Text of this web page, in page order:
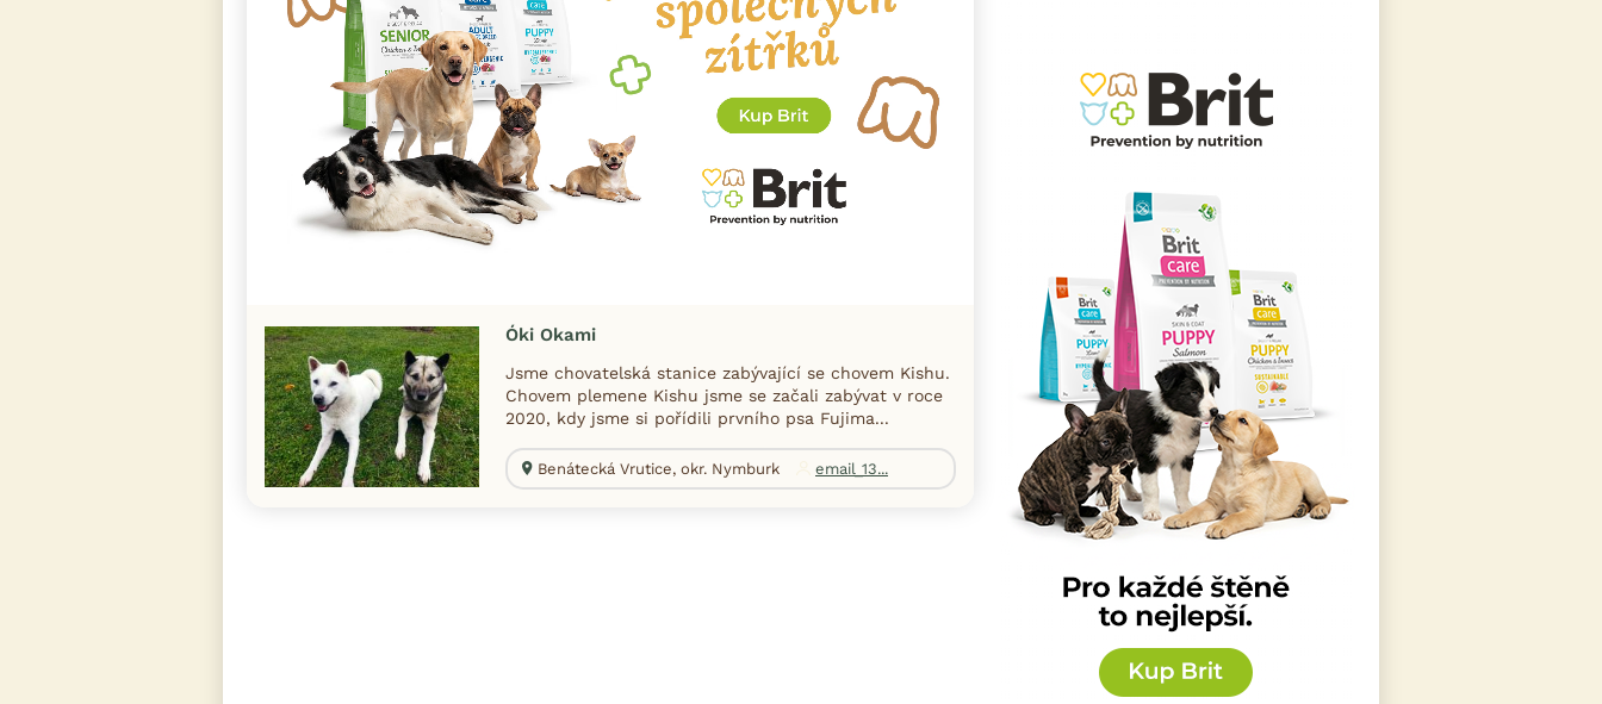
Óki Okami
Jsme chovatelská stanice zabývající se chovem Kishu.
Chovem plemene Kishu jsme se začali zabývat v roce
2020, kdy jsme si pořídili prvního psa Fujima...
Benátecká Vrutice, okr. Nymburk email_13...